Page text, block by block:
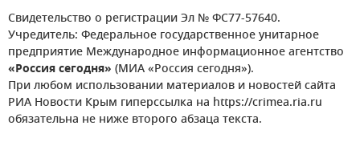
Свидетельство о регистрации Эл № ФС77-57640.
Учредитель: Федеральное государственное унитарное
предприятие Международное информационное агентство
«Россия сегодня» (МИА «Россия сегодня»).
При любом использовании материалов и новостей сайта
РИА Новости Крым гиперссылка на https://crimea.ria.ru
обязательна не ниже второго абзаца текста.